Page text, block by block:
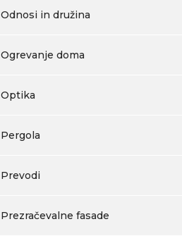
Odnosi in družina
Ogrevanje doma
Optika
Pergola
Prevodi
Prezračevalne fasade